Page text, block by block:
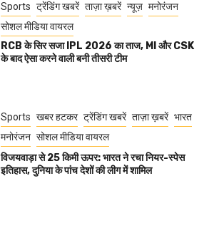
Sports ट्रेंडिंग खबरें ताज़ा ख़बरें न्यूज़ मनोरंजन
सोशल मीडिया वायरल
RCB के सिर सजा IPL 2026 का ताज, MI और CSK
के बाद ऐसा करने वाली बनी तीसरी टीम
Sports खबर हटकर ट्रेंडिंग खबरें ताज़ा ख़बरें भारत
मनोरंजन सोशल मीडिया वायरल
विजयवाड़ा से 25 किमी ऊपर: भारत ने रचा नियर-स्पेस
इतिहास, दुनिया के पांच देशों की लीग में शामिल